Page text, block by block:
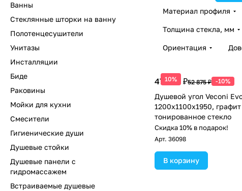
Материал профиля
Толщина стекла, мм
Ориентация
10%
47 588 ₽52 875 ₽ -10%
Душевой угол Veconi
1200х1100x1950,
тонированное стекло
Скидка 10% в подарок!
Арт. 36098
В корзину
Ванны
Стеклянные шторки на ванну
Полотенцесушители
Унитазы
Инсталляции
Биде
Раковины
Мойки для кухни
Смесители
Гигиенические души
Душевые стойки
Душевые панели с
гидромассажем
Встраиваемые душевые